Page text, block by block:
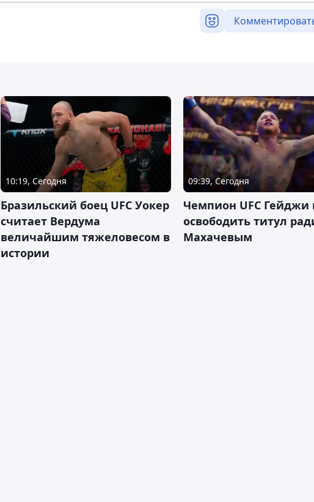
10:19, Сегодня
Бразильский боец UFC Уокер
считает Вердума
величайшим тяжеловесом в
истории
09:39, Сегодня
Чемпион UFC
освободить титул
Махачевым